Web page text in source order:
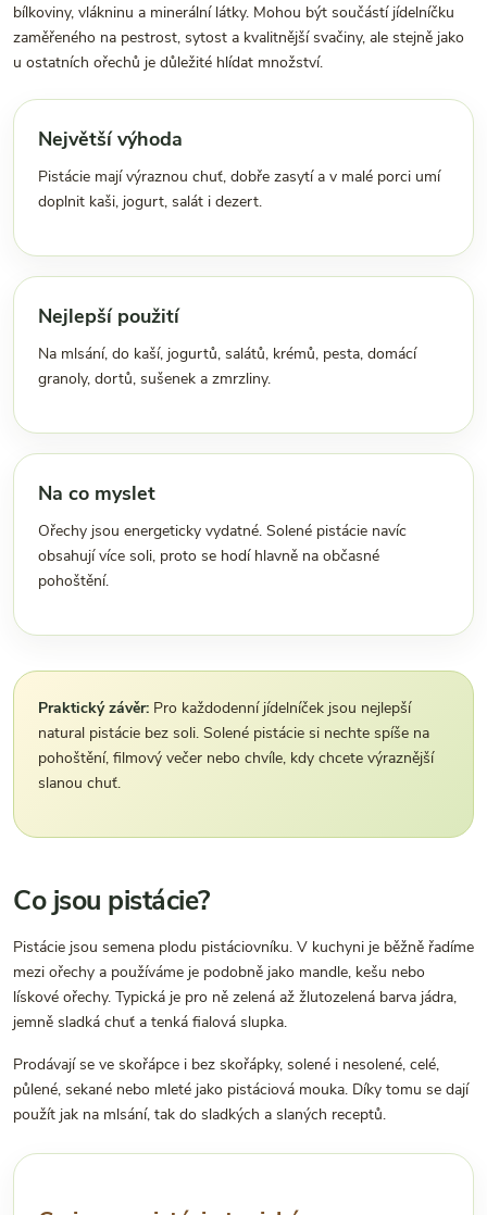
bílkoviny, vlákninu a minerální látky. Mohou být součástí jídelníčku
zaměřeného na pestrost, sytost a kvalitnější svačiny, ale stejně jako
u ostatních ořechů je důležité hlídat množství.
Největší výhoda
Pistácie mají výraznou chuť, dobře zasytí a v malé porci umí
doplnit kaši, jogurt, salát i dezert.
Nejlepší použití
Na mlsání, do kaší, jogurtů, salátů, krémů, pesta, domácí
granoly, dortů, sušenek a zmrzliny.
Na co myslet
Ořechy jsou energeticky vydatné. Solené pistácie navíc
obsahují více soli, proto se hodí hlavně na občasné
pohoštění.
Praktický závěr: Pro každodenní jídelníček jsou nejlepší
natural pistácie bez soli. Solené pistácie si nechte spíše na
pohoštění, filmový večer nebo chvíle, kdy chcete výraznější
slanou chuť.
Co jsou pistácie?
Pistácie jsou semena plodu pistáciovníku. V kuchyni je běžně řadíme
mezi ořechy a používáme je podobně jako mandle, kešu nebo
lískové ořechy. Typická je pro ně zelená až žlutozelená barva jádra,
jemně sladká chuť a tenká fialová slupka.
Prodávají se ve skořápce i bez skořápky, solené i nesolené, celé,
půlené, sekané nebo mleté jako pistáciová mouka. Díky tomu se dají
použít jak na mlsání, tak do sladkých a slaných receptů.